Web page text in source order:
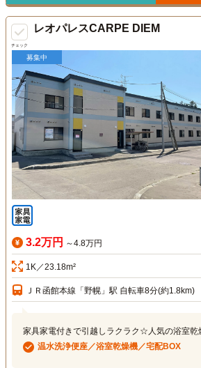
チェック
レオパレスCARPE DIEM
募集中
3.2万円 ～4.8万円
1K／23.18m²
ＪＲ函館本線「野幌」駅 自転車8分(約1.8km)
家具家電付きで引越しラクラク☆人気の浴室乾
温水洗浄便座／浴室乾燥機／宅配BOX